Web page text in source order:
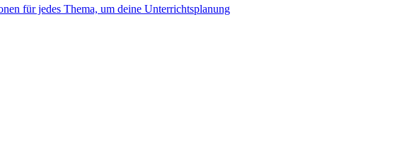
für jedes Thema, um deine Unterrichtsplanung